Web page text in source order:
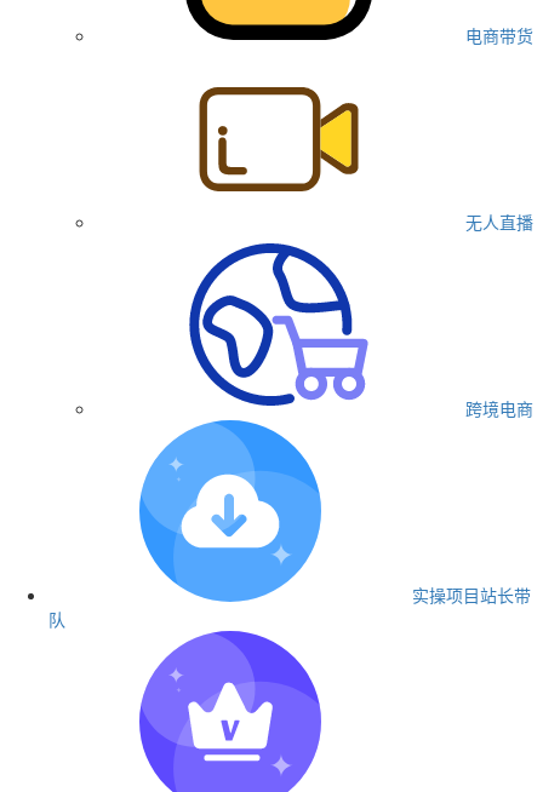
电商带货
无人直播
跨境电商
实操项目站长带
队